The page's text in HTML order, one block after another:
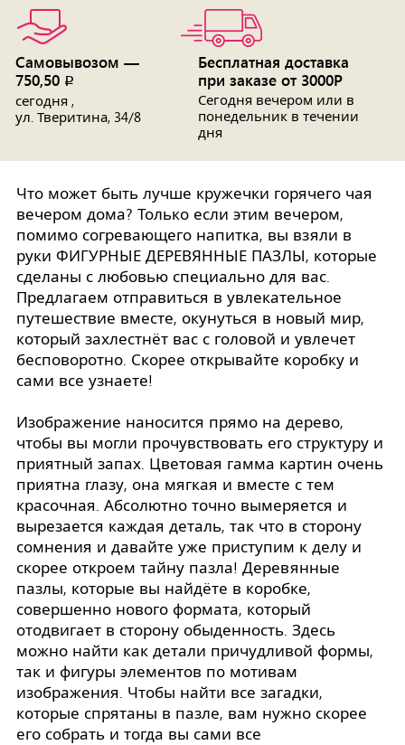
Самовывозом —
750,50 p
сегодня ,
ул. Тверитина, 34/8
Бесплатная доставка
при заказе от 3000Р
Сегодня вечером или в
понедельник в течении
дня
Что может быть лучше кружечки горячего чая
вечером дома? Только если этим вечером,
помимо согревающего напитка, вы взяли в
руки ФИГУРНЫЕ ДЕРЕВЯННЫЕ ПАЗЛЫ, которые
сделаны с любовью специально для вас.
Предлагаем отправиться в увлекательное
путешествие вместе, окунуться в новый мир,
который захлестнёт вас с головой и увлечет
бесповоротно. Скорее открывайте коробку и
сами все узнаете!
Изображение наносится прямо на дерево,
чтобы вы могли прочувствовать его структуру и
приятный запах. Цветовая гамма картин очень
приятна глазу, она мягкая и вместе с тем
красочная. Абсолютно точно вымеряется и
вырезается каждая деталь, так что в сторону
сомнения и давайте уже приступим к делу и
скорее откроем тайну пазла! Деревянные
пазлы, которые вы найдёте в коробке,
совершенно нового формата, который
отодвигает в сторону обыденность. Здесь
можно найти как детали причудливой формы,
так и фигуры элементов по мотивам
изображения. Чтобы найти все загадки,
которые спрятаны в пазле, вам нужно скорее
его собрать и тогда вы сами все